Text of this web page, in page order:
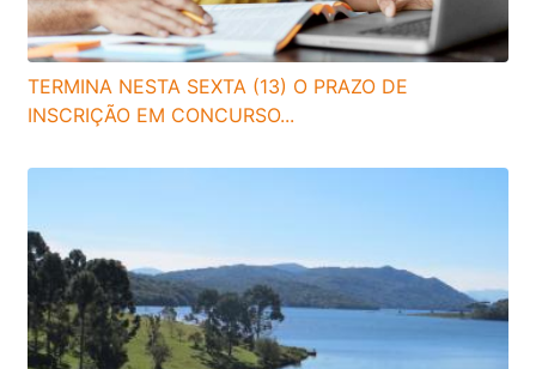
TERMINA NESTA SEXTA (13) O PRAZO DE
INSCRIÇÃO EM CONCURSO...